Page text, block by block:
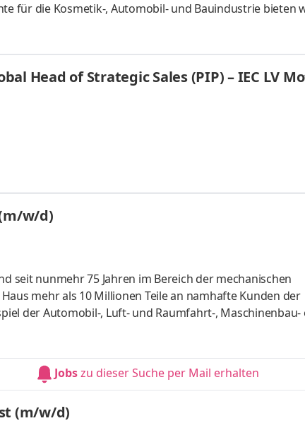
für die Kosmetik-, Automobil- und Bauindustrie bieten
Umfeld zu entfalten. Unsere Produktpalette umfasst
Ronastar®. Dabei respektieren wir den Chemie-
und gezielte persönliche Förderung. Kommen
Head of Strategic Sales (PIP) – IEC LV
w/d)
seit nunmehr 75 Jahren im Bereich der mechanischen
mehr als 10 Millionen Teile an namhafte Kunden der
der Automobil-, Luft- und Raumfahrt-, Maschinenbau-
Hidden Champion im Bereich des Supply Chain
einschließlich der
Jobszu dieser Suche per Mail erhalten
(m/w/d)